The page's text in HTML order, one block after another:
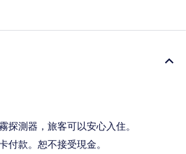
探測器，旅客可以安心入住。
付款。恕不接受現金。